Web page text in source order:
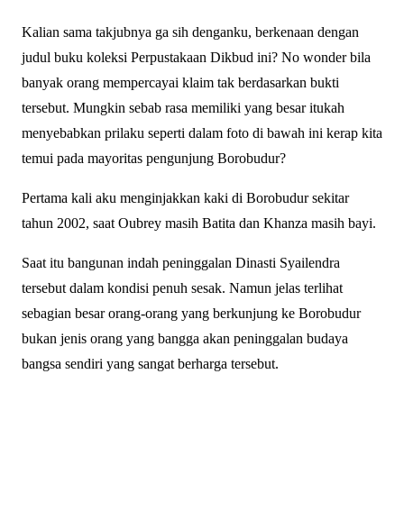
Kalian sama takjubnya ga sih denganku, berkenaan dengan
judul buku koleksi Perpustakaan Dikbud ini? No wonder bila
banyak orang mempercayai klaim tak berdasarkan bukti
tersebut. Mungkin sebab rasa memiliki yang besar itukah
menyebabkan prilaku seperti dalam foto di bawah ini kerap kita
temui pada mayoritas pengunjung Borobudur?
Pertama kali aku menginjakkan kaki di Borobudur sekitar
tahun 2002, saat Oubrey masih Batita dan Khanza masih bayi.
Saat itu bangunan indah peninggalan Dinasti Syailendra
tersebut dalam kondisi penuh sesak. Namun jelas terlihat
sebagian besar orang-orang yang berkunjung ke Borobudur
bukan jenis orang yang bangga akan peninggalan budaya
bangsa sendiri yang sangat berharga tersebut.